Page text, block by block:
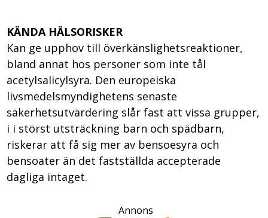
KÄNDA HÄLSORISKER
Kan ge upphov till överkänslighetsreaktioner,
bland annat hos personer som inte tål
acetylsalicylsyra. Den europeiska
livsmedelsmyndighetens senaste
säkerhetsutvärdering slår fast att vissa grupper,
i i störst utsträckning barn och spädbarn,
riskerar att få sig mer av bensoesyra och
bensoater än det fastställda accepterade
dagliga intaget.
Annons